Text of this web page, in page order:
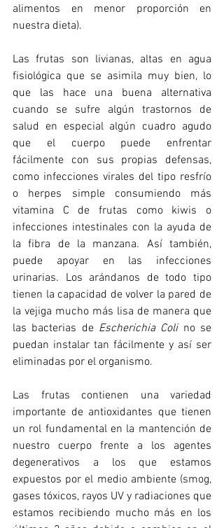
alimentos en menor proporción en
nuestra dieta).
Las frutas son livianas, altas en agua
fisiológica que se asimila muy bien, lo
que las hace una buena alternativa
cuando se sufre algún trastornos de
salud en especial algún cuadro agudo
que el cuerpo puede enfrentar
fácilmente con sus propias defensas,
como infecciones virales del tipo resfrío
o herpes simple consumiendo más
vitamina C de frutas como kiwis o
infecciones intestinales con la ayuda de
la fibra de la manzana. Así también,
puede apoyar en las infecciones
urinarias. Los arándanos de todo tipo
tienen la capacidad de volver la pared de
la vejiga mucho más lisa de manera que
las bacterias de Escherichia Coli no se
puedan instalar tan fácilmente y así ser
eliminadas por el organismo.
Las frutas contienen una variedad
importante de antioxidantes que tienen
un rol fundamental en la mantención de
nuestro cuerpo frente a los agentes
degenerativos a los que estamos
expuestos por el medio ambiente (smog,
gases tóxicos, rayos UV y radiaciones que
estamos recibiendo mucho más en los